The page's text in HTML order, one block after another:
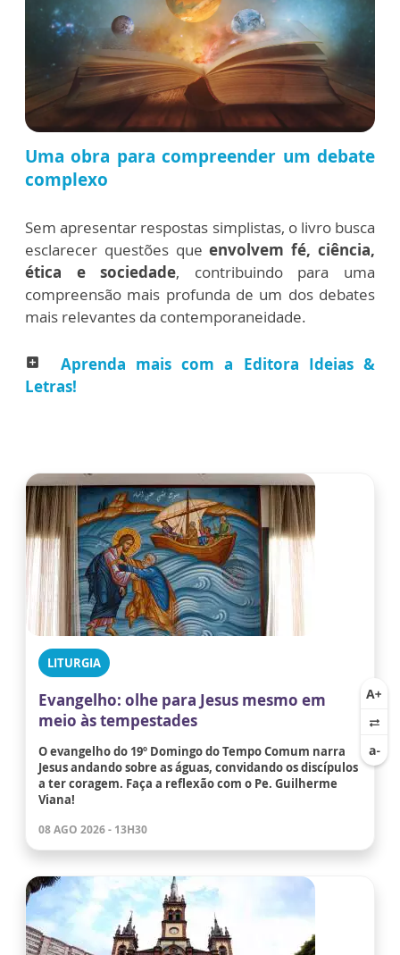
Uma obra para compreender um debate
complexo
Sem apresentar respostas simplistas, o livro busca
esclarecer questões queenvolvem fé, ciência,
ética e sociedade, contribuindo para uma
compreensão mais profunda de um dos debates
mais relevantes da contemporaneidade.
add_box
Aprenda mais com a Editora Ideias &
Letras!
LITURGIA
Evangelho: olhe para Jesus mesmo em
meio às tempestades
O evangelho do 19º Domingo do Tempo Comum narra
Jesus andando sobre as águas, convidando os discípulos
a ter coragem. Faça a reflexão com o Pe. Guilherme
Viana!
08 AGO 2026 - 13H30